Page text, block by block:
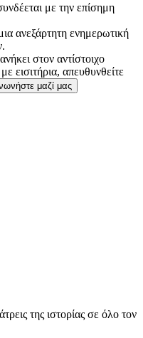
με την επίσημη
ανεξάρτητη ενημερωτική
στον αντίστοιχο
εισιτήρια, απευθυνθείτε
μαζί μας
της ιστορίας σε όλο τον